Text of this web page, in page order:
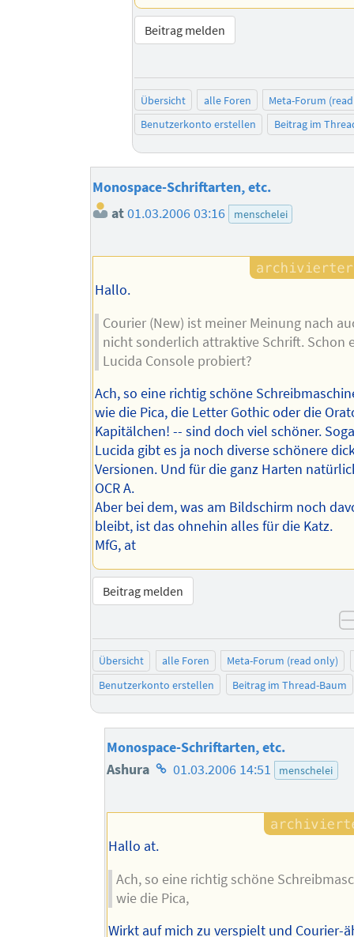
Beitrag melden
Übersicht alle Foren
Meta-Forum
Benutzerkonto erstellen
Beitrag im
Monospace-Schriftarten, etc.
at01.03.2006 03:16 menschelei
Hallo.
Courier (New) ist meiner Meinung nach
nicht sonderlich attraktive Schrift. Schon
Lucida Console probiert?
Ach, so eine richtig schöne
wie die Pica, die Letter Gothic oder die
Kapitälchen! -- sind doch viel schöner.
Lucida gibt es ja noch diverse schönere
Versionen. Und für die ganz Harten
OCR A.
Aber bei dem, was am Bildschirm noch
bleibt, ist das ohnehin alles für die Katz.
MfG, at
Beitrag melden
Übersicht alle Foren
Meta-Forum (read only)
Benutzerkonto erstellen
Beitrag im Thread-Baum
Monospace-Schriftarten, etc.
Ashura Homepage
Autors
01.03.2006 14:51 menschelei
Hallo at.
Ach, so eine richtig schöne
wie die Pica,
Wirkt auf mich zu verspielt und Courier-